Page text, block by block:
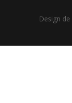
Design de